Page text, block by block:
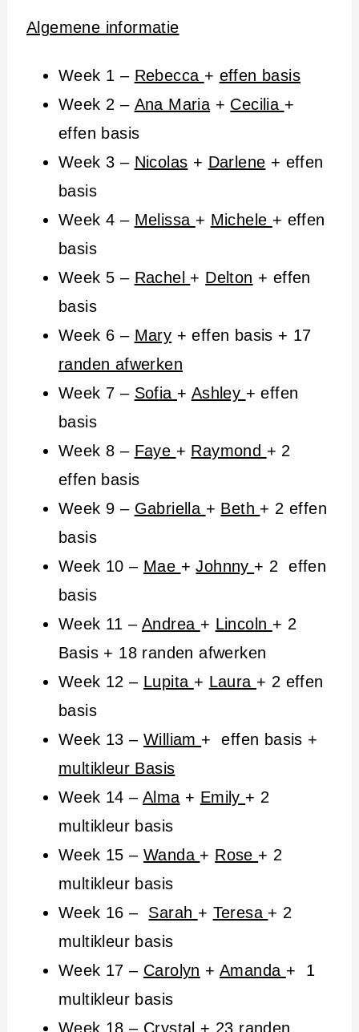
Algemene informatie
Week 1 – Rebecca + effen basis
Week 2 – Ana Maria + Cecilia +
effen basis
Week 3 – Nicolas + Darlene + effen
basis
Week 4 – Melissa + Michele + effen
basis
Week 5 – Rachel + Delton + effen
basis
Week 6 – Mary + effen basis + 17
randen afwerken
Week 7 – Sofia + Ashley + effen
basis
Week 8 – Faye + Raymond + 2
effen basis
Week 9 – Gabriella + Beth + 2 effen
basis
Week 10 – Mae +Johnny + 2 effen
basis
Week 11 – Andrea + Lincoln + 2
Basis + 18 randen afwerken
Week 12 – Lupita + Laura + 2 effen
basis
Week 13 – William + effen basis +
multikleur Basis
Week 14 – Alma + Emily + 2
multikleur basis
Week 15 – Wanda + Rose + 2
multikleur basis
Week 16 – Sarah + Teresa + 2
multikleur basis
Week 17 – Carolyn + Amanda + 1
multikleur basis
Week 18 – Crystal + 23 randen